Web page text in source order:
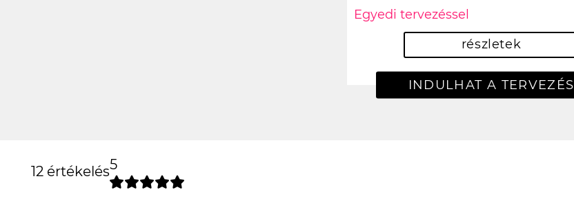
Egyedi tervezéssel
részletek
INDULHAT A TERVEZÉS
12 értékelés5